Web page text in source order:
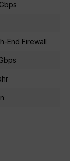
End Firewall